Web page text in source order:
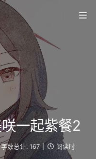
一起紫餐2
字数总计: 167 |
阅读时